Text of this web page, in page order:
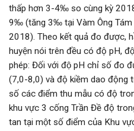
thấp hơn 3-4‰ so cùng kỳ
9‰ (tăng 3‰ tại Vàm Ông
2018). Theo kết quả đo được,
huyện nói trên đều có độ pH,
phép: Đối với độ pH chỉ số đo
(7,0-8,0) và độ kiềm dao
số các điểm thu mẫu có độ
khu vực 3 cống Trần Đề độ
tan tại một số điểm của Khu